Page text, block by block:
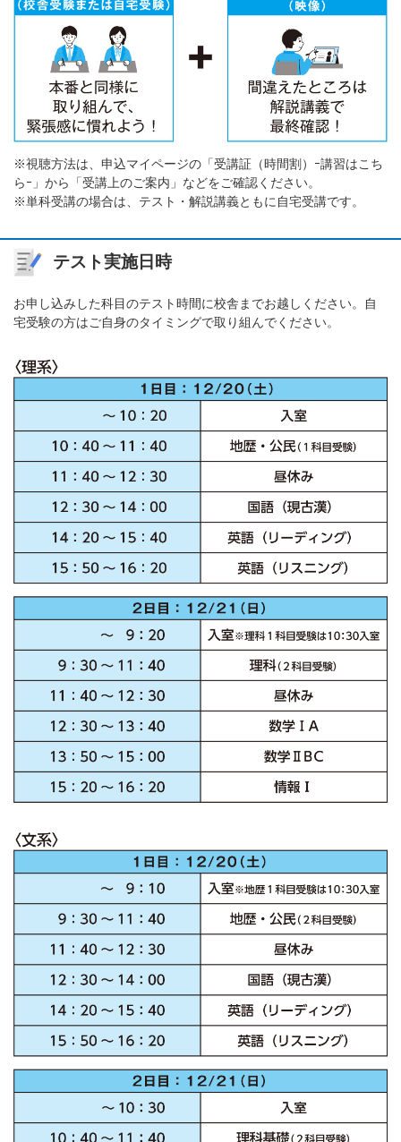
※視聴方法は、申込マイページの「受講証（時間割）ｰ講習はこち
らｰ」から「受講上のご案内」などをご確認ください。
※単科受講の場合は、テスト・解説講義ともに自宅受講です。
テスト実施日時
お申し込みした科目のテスト時間に校舎までお越しください。自
宅受験の方はご自身のタイミングで取り組んでください。